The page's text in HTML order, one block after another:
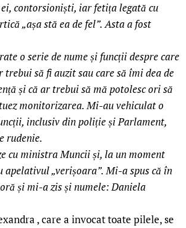
ei, contorsioniști, iar fetița legată cu
„așa stă ea de fel”. Asta a fost
o serie de nume și funcții despre care
trebui să fi auzit sau care să îmi dea de
și că ar trebui să mă potolesc ori să
monitorizarea. Mi-au vehiculat o
inclusiv din poliție și Parlament,
rudenie.
cu ministra Muncii și, la un moment
apelativul „verișoara”. Mi-a spus că în
și mi-a zis și numele: Daniela
, care a invocat toate pilele, se